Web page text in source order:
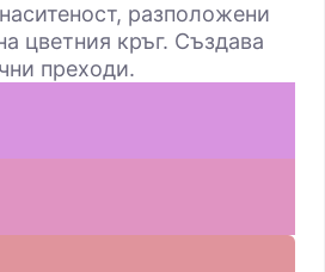
разположени
цветния кръг. Създава
преходи.